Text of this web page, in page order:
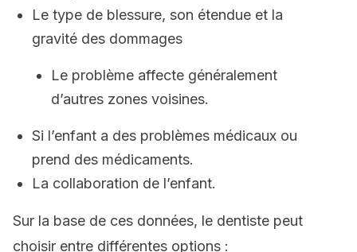
Le type de blessure, son étendue et la
gravité des dommages
Le problème affecte généralement
d’autres zones voisines.
Si l’enfant a des problèmes médicaux ou
prend des médicaments.
La collaboration de l’enfant.
Sur la base de ces données, le dentiste peut
choisir entre différentes options :